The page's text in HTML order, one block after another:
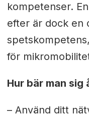
kompetenser.
efter är dock en
för
Hur bär man
– Använd ditt